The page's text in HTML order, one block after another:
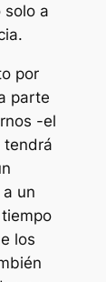
solo a
por
parte
-el
tendrá
un
los